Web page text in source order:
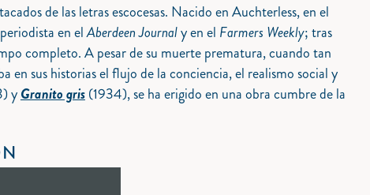
de las letras escocesas. Nacido en Auchterless, en el
en elAberdeen Journaly en el Farmers Weekly; tras
completo. A pesar de su muerte prematura, cuando tan
en sus historias el flujo de la conciencia, el realismo social y
yGranito gris(1934), se ha erigido en una obra cumbre de la